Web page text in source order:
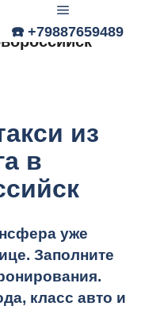
Главное меню
☎️ +79887659489
из
в
уже
Заполните
класс авто и